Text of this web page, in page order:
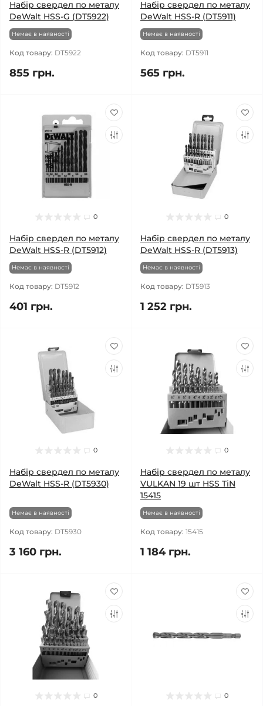
Набір свердел по металу
DeWalt HSS-G (DT5922)
Немає в наявності
Код товару: DT5922
855 грн.
Набір свердел по металу
DeWalt HSS-R (DT5911)
Немає в наявності
Код товару: DT5911
565 грн.
0
Набір свердел по металу
DeWalt HSS-R (DT5912)
Немає в наявності
Код товару: DT5912
401 грн.
0
Набір свердел по металу
DeWalt HSS-R (DT5913)
Немає в наявності
Код товару: DT5913
1 252 грн.
0
Набір свердел по металу
DeWalt HSS-R (DT5930)
Немає в наявності
Код товару: DT5930
3 160 грн.
0
Набір свердел по металу
VULKAN 19 шт HSS TiN
15415
Немає в наявності
Код товару: 15415
1 184 грн.
0 0